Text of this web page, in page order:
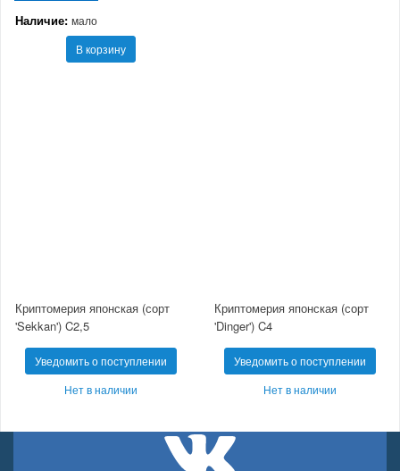
Наличие: мало
В корзину
Криптомерия японская (сорт
'Sekkan') C2,5
Уведомить о поступлении
Нет в наличии
Криптомерия японская (сорт
'Dinger') C4
Уведомить о поступлении
Нет в наличии